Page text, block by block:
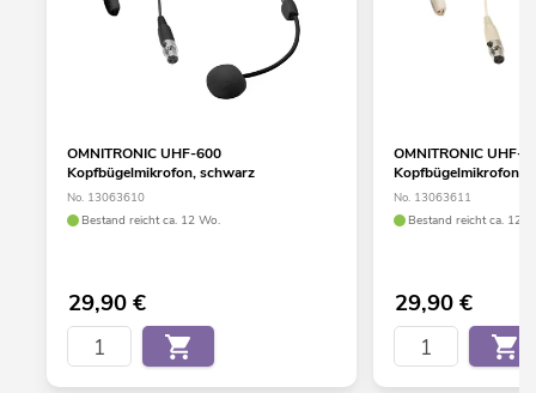
OMNITRONIC UHF-600
Kopfbügelmikrofon, schwarz
No. 13063610
Bestand reicht ca. 12 Wo.
29,90€
OMNITRONIC UHF-
Kopfbügelmikrofon,
No. 13063611
Bestand reicht ca. 12
29,90€